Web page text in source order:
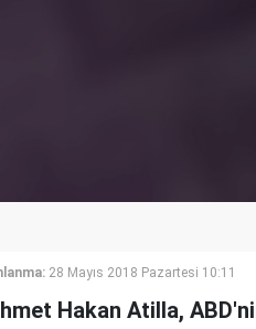
28 Mayıs 2018 Pazartesi 10:11
Hakan Atilla,